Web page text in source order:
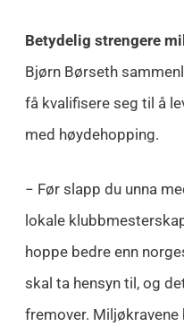
Betydelig strengere
Bjørn Børseth
få kvalifisere seg til å
med høydehopping.
− Før slapp du unna
lokale
hoppe bedre enn
skal ta hensyn til, og
fremover.